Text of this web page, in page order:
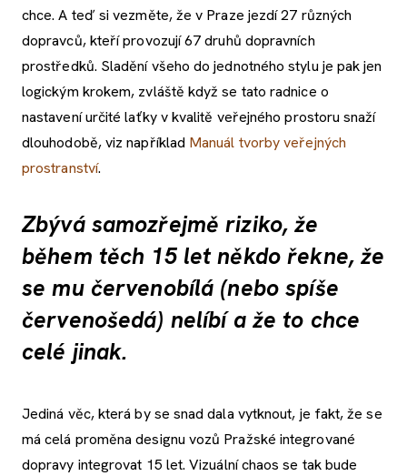
chce. A teď si vezměte, že v Praze jezdí 27 různých
dopravců, kteří provozují 67 druhů dopravních
prostředků. Sladění všeho do jednotného stylu je pak jen
logickým krokem, zvláště když se tato radnice o
nastavení určité laťky v kvalitě veřejného prostoru snaží
dlouhodobě, viz například Manuál tvorby veřejných
prostranství.
Zbývá samozřejmě riziko, že
během těch 15 let někdo řekne, že
se mu červenobílá (nebo spíše
červenošedá) nelíbí a že to chce
celé jinak.
Jediná věc, která by se snad dala vytknout, je fakt, že se
má celá proměna designu vozů Pražské integrované
dopravy integrovat 15 let. Vizuální chaos se tak bude